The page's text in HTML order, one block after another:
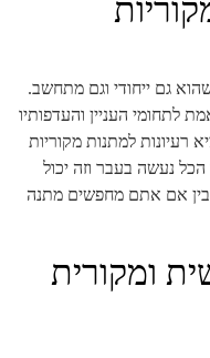
גם ייחודי וגם מתחשב.
העניין והעדפותיו
למתנות מקוריות
נעשה בעבר וזה יכול
אם אתם מחפשים מתנה
ומקורית